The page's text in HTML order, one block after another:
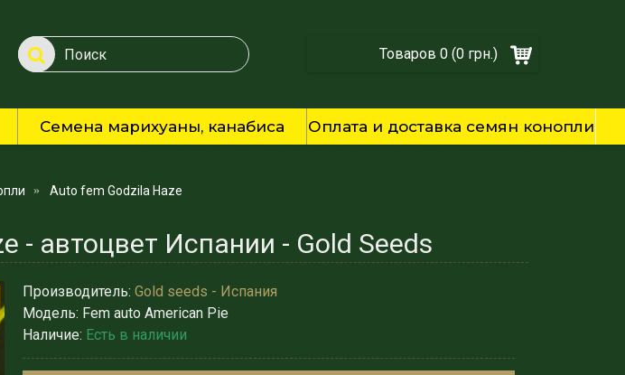
Товаров 0 (0 грн.)
Семена марихуаны, канабиса Оплата и доставка семян конопли
Auto fem Godzila Haze
- автоцвет Испании - Gold Seeds
Производитель: Gold seeds - Испания
Модель: Fem auto American Pie
Наличие: Есть в наличии